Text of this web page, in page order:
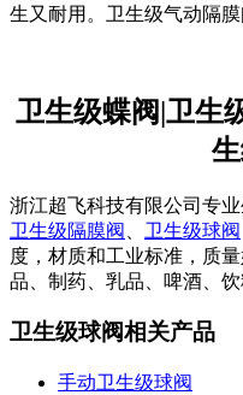
生又耐用。卫生级气动隔膜
卫生级蝶阀|卫生
浙江超飞科技有限公司专
卫生级隔膜阀
卫生级球阀
度，材质和工业标准，质
品、制药、乳品、啤酒、饮
卫生级球阀相关产品
手动卫生级球阀